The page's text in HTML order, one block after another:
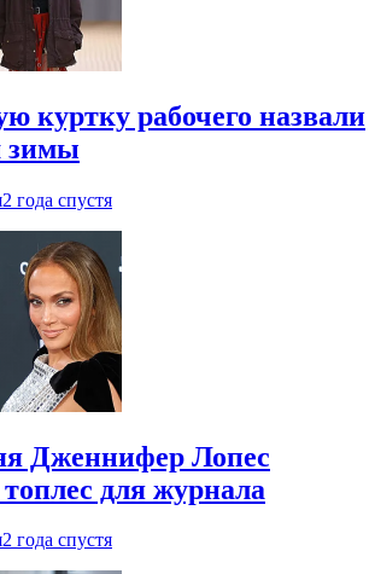
куртку рабочего назвали
зимы
2 года спустя
Дженнифер Лопес
для журнала
2 года спустя